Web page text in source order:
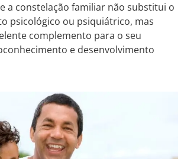
a constelação familiar não substitui o
psicológico ou psiquiátrico, mas
complemento para o seu
e desenvolvimento